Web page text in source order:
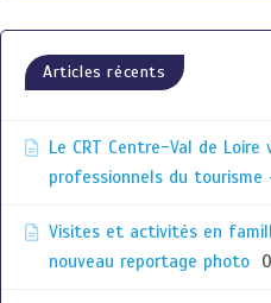
Articles récents
Le CRT Centre-Val de
professionnels du
Visites et activités en
nouveau reportage photo